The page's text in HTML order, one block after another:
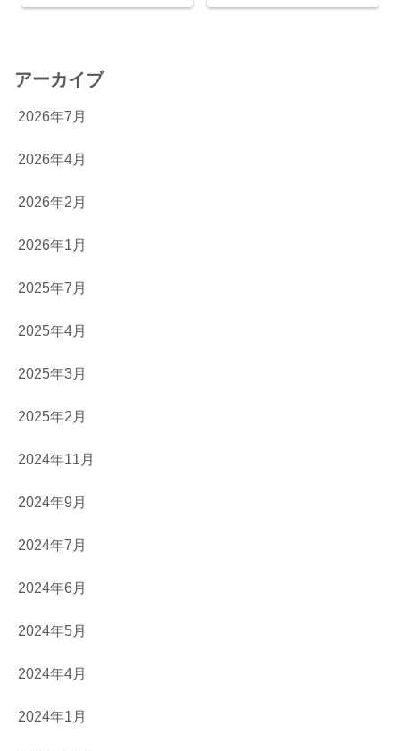
アーカイブ
2026年7月
2026年4月
2026年2月
2026年1月
2025年7月
2025年4月
2025年3月
2025年2月
2024年11月
2024年9月
2024年7月
2024年6月
2024年5月
2024年4月
2024年1月